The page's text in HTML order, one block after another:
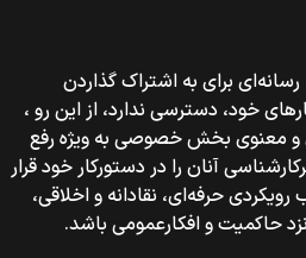
برای به اشتراک گذاردن
خود، دسترسی ندارد، از این رو ،
و معنوی بخش خصوصی به ویژه رفع
آنان را در دستورکار خود قرار
حرفه‌ای، نقادانه و اخلاقی،
حاکمیت و افکارعمومی باشد.